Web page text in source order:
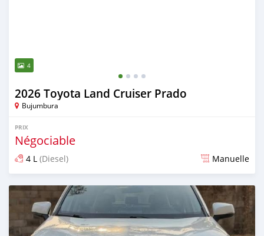
4
2026 Toyota Land Cruiser Prado
Bujumbura
PRIX
Négociable
4 L (Diesel) Manuelle
Publié il y a 12 jours